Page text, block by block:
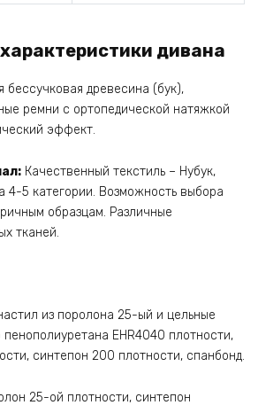
дивана
бессучковая древесина (бук),
ремни с ортопедической натяжкой
эффект.
Качественный текстиль – Нубук,
4-5 категории. Возможность выбора
образцам. Различные
тканей.
из поролона 25-ый и цельные
пенополиуретана EHR4040 плотности,
синтепон 200 плотности, спанбонд.
25-ой плотности, синтепон